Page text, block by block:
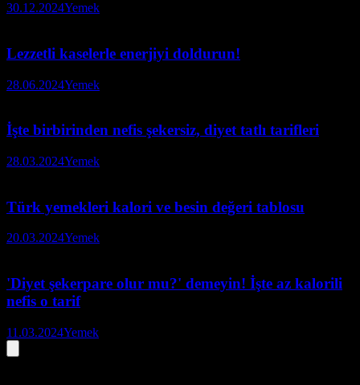
30.12.2024Yemek
Lezzetli kaselerle enerjiyi doldurun!
28.06.2024Yemek
İşte birbirinden nefis şekersiz, diyet tatlı tarifleri
28.03.2024Yemek
Türk yemekleri kalori ve besin değeri tablosu
20.03.2024Yemek
'Diyet şekerpare olur mu?' demeyin! İşte az kalorili
nefis o tarif
11.03.2024Yemek